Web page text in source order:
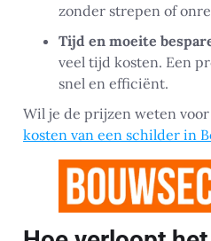
zonder strepen of
Tijd en moeite
veel tijd kosten. Een
snel en efficiënt.
Wil je de prijzen weten
kosten van een schilder in